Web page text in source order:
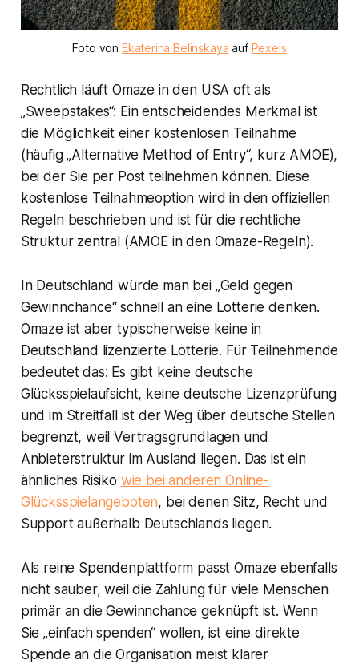
Foto von Ekaterina Belinskaya auf Pexels
Rechtlich läuft Omaze in den USA oft als
„Sweepstakes“: Ein entscheidendes Merkmal ist
die Möglichkeit einer kostenlosen Teilnahme
(häufig „Alternative Method of Entry“, kurz AMOE),
bei der Sie per Post teilnehmen können. Diese
kostenlose Teilnahmeoption wird in den offiziellen
Regeln beschrieben und ist für die rechtliche
Struktur zentral (AMOE in den Omaze-Regeln).
In Deutschland würde man bei „Geld gegen
Gewinnchance“ schnell an eine Lotterie denken.
Omaze ist aber typischerweise keine in
Deutschland lizenzierte Lotterie. Für Teilnehmende
bedeutet das: Es gibt keine deutsche
Glücksspielaufsicht, keine deutsche Lizenzprüfung
und im Streitfall ist der Weg über deutsche Stellen
begrenzt, weil Vertragsgrundlagen und
Anbieterstruktur im Ausland liegen. Das ist ein
ähnliches Risiko wie bei anderen Online-
Glücksspielangeboten, bei denen Sitz, Recht und
Support außerhalb Deutschlands liegen.
Als reine Spendenplattform passt Omaze ebenfalls
nicht sauber, weil die Zahlung für viele Menschen
primär an die Gewinnchance geknüpft ist. Wenn
Sie „einfach spenden“ wollen, ist eine direkte
Spende an die Organisation meist klarer